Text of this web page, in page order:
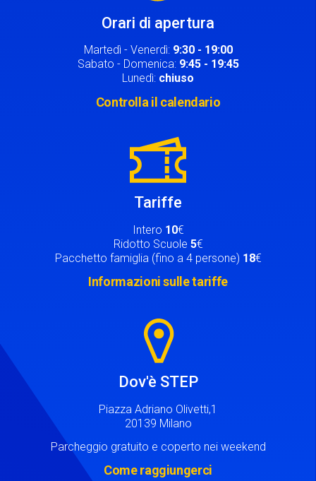
Orari di apertura
Martedì - Venerdì: 9:30 - 19:00
Sabato - Domenica: 9:45 - 19:45
Lunedì: chiuso
Controlla il calendario
Tariffe
Intero 10€
Ridotto Scuole 5€
Pacchetto famiglia (fino a 4 persone) 18€
Informazioni sulle tariffe
Dov'è STEP
Piazza Adriano Olivetti,1
20139 Milano
Parcheggio gratuito e coperto nei weekend
Come raggiungerci